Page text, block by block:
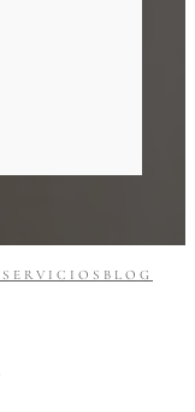
SERVICIOS BLOG